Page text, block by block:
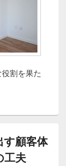
割を果た
顧客体
工夫